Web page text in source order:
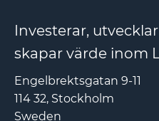
Investerar,
skapar värde inom
Engelbrektsgatan 9-11
114 32, Stockholm
Sweden